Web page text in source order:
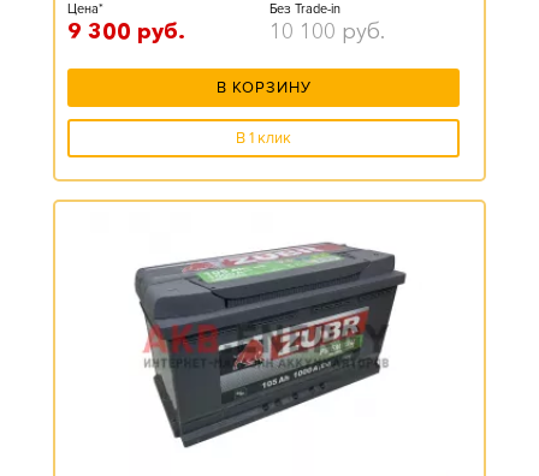
Цена*
9 300 руб.
Без Trade-in
10 100 руб.
В КОРЗИНУ
В 1 клик